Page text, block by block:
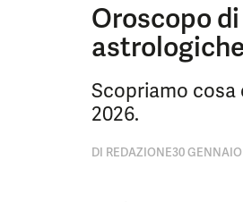
Oroscopo
Scopriamo cosa
2026.
DI REDAZIONE30